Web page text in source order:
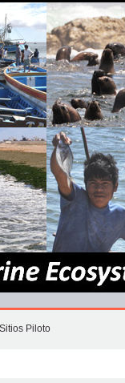
Sitios Piloto